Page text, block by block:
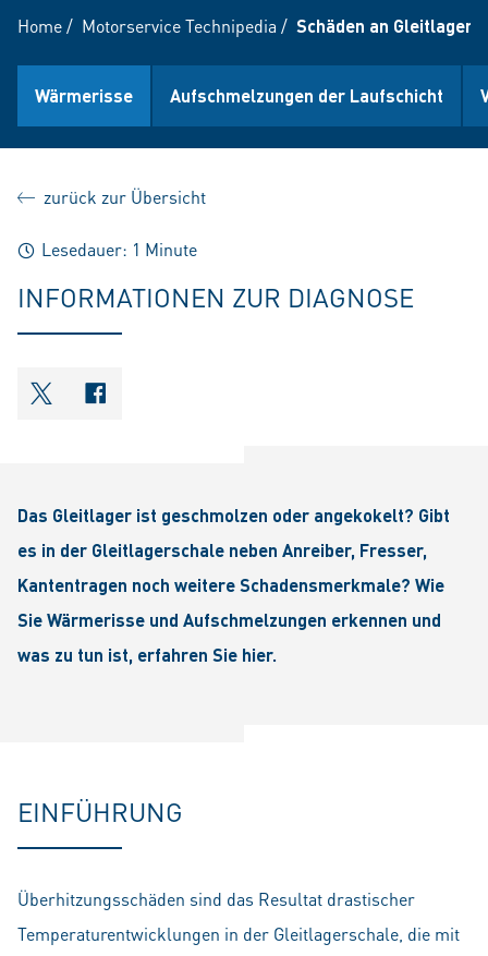
Home/ Motorservice Technipedia / Schäden an
Wärmerisse Aufschmelzungen der Laufschicht
zurück zur Übersicht
Lesedauer: 1 Minute
INFORMATIONEN ZUR DIAGNOSE
shareOntwitter
shareOnfacebook
Das Gleitlager ist geschmolzen oder angekokelt? Gibt
es in der Gleitlagerschale neben Anreiber, Fresser,
Kantentragen noch weitere Schadensmerkmale? Wie
Sie Wärmerisse und Aufschmelzungen erkennen und
was zu tun ist, erfahren Sie hier.
EINFÜHRUNG
Überhitzungsschäden sind das Resultat drastischer
Temperaturentwicklungen in der Gleitlagerschale, die mit